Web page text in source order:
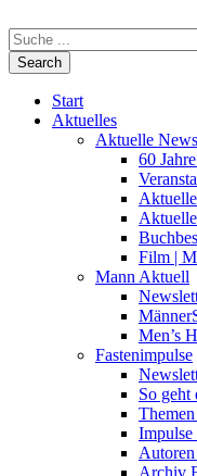
Start
Aktuelles
Aktuelle News
60
Film |
Mann Aktuell
Men’s
Fastenimpulse
So geht
Impulse
Archiv